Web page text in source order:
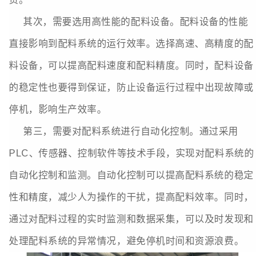
其次，需要选用高性能的配料设备。配料设备的性能
直接影响到配料系统的运行效率。选择高速、高精度的配
料设备，可以提高配料速度和配料精度。同时，配料设备
的稳定性也要得到保证，防止设备运行过程中出现故障或
停机，影响生产效率。
第三，需要对配料系统进行自动化控制。通过采用
PLC、传感器、控制软件等技术手段，实现对配料系统的
自动化控制和监测。自动化控制可以提高配料系统的稳定
性和精度，减少人为操作的干扰，提高配料效率。同时，
通过对配料过程的实时监测和数据采集，可以及时发现和
处理配料系统的异常情况，避免停机时间和资源浪费。